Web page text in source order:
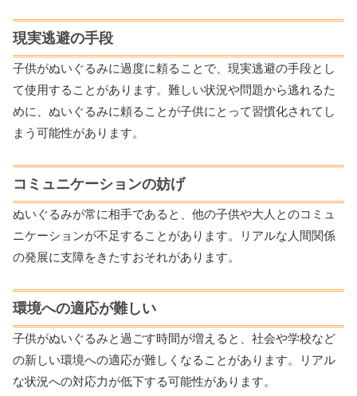
現実逃避の手段
子供がぬいぐるみに過度に頼ることで、現実逃避の手段とし
て使用することがあります。難しい状況や問題から逃れるた
めに、ぬいぐるみに頼ることが子供にとって習慣化されてし
まう可能性があります。
コミュニケーションの妨げ
ぬいぐるみが常に相手であると、他の子供や大人とのコミュ
ニケーションが不足することがあります。リアルな人間関係
の発展に支障をきたすおそれがあります。
環境への適応が難しい
子供がぬいぐるみと過ごす時間が増えると、社会や学校など
の新しい環境への適応が難しくなることがあります。リアル
な状況への対応力が低下する可能性があります。